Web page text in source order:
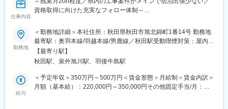
仕事内容
資格取得に向けた充実なフォロー体制～
秋田県や秋田市など官公庁から発注者をされる工場などを対象と
した非常用発電機器や防災無線の設置工事、及び点検後の修繕工
事の各種管理業務をお任せいたします。
■業務詳細：
・予算管理：予算内での高品質な部材選定 等
・工程管理：工期のスケジュール管理
・施工図面の作成
勤務地
＜勤務地詳細＞本社住所：秋田県秋田市旭北錦町1番14号 勤務地
最寄駅：奥羽本線/羽越本線/男鹿線／秋田駅受動喫煙対策：屋内全
面禁煙変更の範囲：会社の定める事業所
【最寄り駅】
秋田駅、泉外旭川駅、羽後牛島駅
給与
＜予定年収＞350万円～500万円＜賃金形態＞月給制＜賃金内訳＞
月額（基本給）：220,000円～350,000円その他固定手当/月：